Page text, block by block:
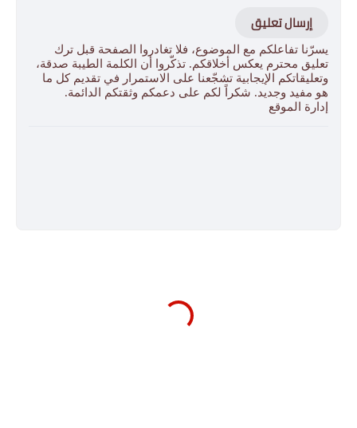
إرسال تعليق
يسرّنا تفاعلكم مع الموضوع، فلا تغادروا الصفحة قبل ترك
تعليق محترم يعكس أخلاقكم. تذكّروا أن الكلمة الطيبة صدقة،
وتعليقاتكم الإيجابية تشجّعنا على الاستمرار في تقديم كل ما
هو مفيد وجديد. شكراً لكم على دعمكم وثقتكم الدائمة.
إدارة الموقع